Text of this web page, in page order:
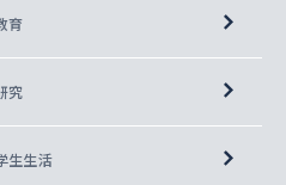
育
究
生生活